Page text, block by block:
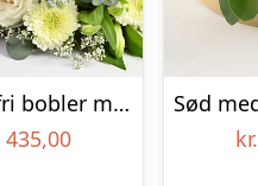
Alkoholfri bobler med lys buket, floristens valg – Send blomster med Bloomit
435,00
kr.